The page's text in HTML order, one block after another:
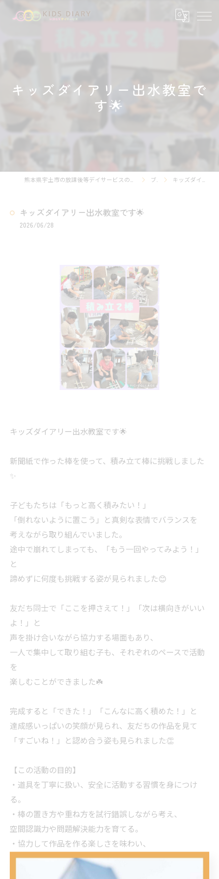
キッズダイアリー出水教室で
す🌟
ブログ キッズダイアリー出水教室です🌟
キッズダイアリー出水教室です🌟
2026/06/28
キッズダイアリー出水教室です🌟
新聞紙で作った棒を使って、積み立て棒に挑戦しました
✨
子どもたちは「もっと高く積みたい！」
「倒れないように置こう」と真剣な表情でバランスを
考えながら取り組んでいました。
途中で崩れてしまっても、「もう一回やってみよう！」
と
諦めずに何度も挑戦する姿が見られました😊
友だち同士で「ここを押さえて！」「次は横向きがいい
よ！」と
声を掛け合いながら協力する場面もあり、
一人で集中して取り組む子も、それぞれのペースで活動
を
楽しむことができました☘️
完成すると「できた！」「こんなに高く積めた！」と
達成感いっぱいの笑顔が見られ、友だちの作品を見て
「すごいね！」と認め合う姿も見られました👏
【この活動の目的】
・道具を丁寧に扱い、安全に活動する習慣を身につけ
る。
・棒の置き方や重ね方を試行錯誤しながら考え、
空間認識力や問題解決能力を育てる。
・協力して作品を作る楽しさを味わい、
お互いを認め合う気持ちや協調性を育てる。